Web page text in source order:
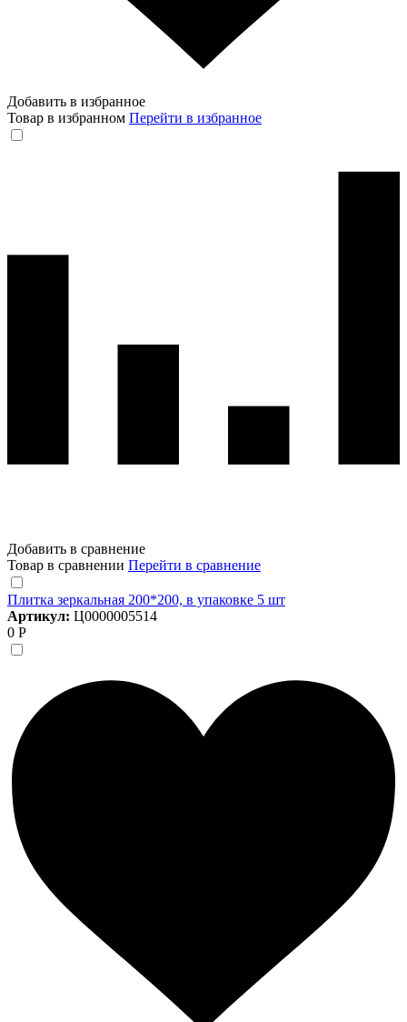
Добавить в избранное
Товар в избранном Перейти в избранное
Добавить в сравнение
Товар в сравнении Перейти в сравнение
Плитка зеркальная 200*200, в упаковке 5 шт
Артикул: Ц0000005514
0 Р